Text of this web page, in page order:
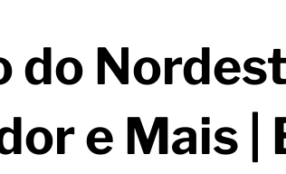
do
e Mais |